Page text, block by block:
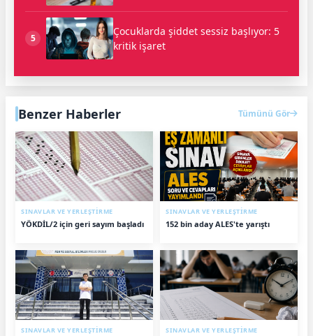
5
Çocuklarda şiddet sessiz başlıyor: 5
kritik işaret
Benzer Haberler Tümünü Gör
SINAVLAR VE YERLEŞTİRME
YÖKDİL/2 için geri sayım başladı
SINAVLAR VE YERLEŞTİRME
152 bin aday ALES'te yarıştı
SINAVLAR VE YERLEŞTİRME SINAVLAR VE YERLEŞTİRME